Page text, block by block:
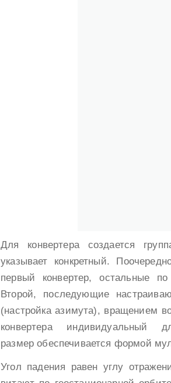
Для конвертера создается
указывает конкретный.
первый конвертер, остальные
Второй, последующие
(настройка азимута), вращением
конвертера индивидуальный
размер обеспечивается формой
Угол падения равен углу